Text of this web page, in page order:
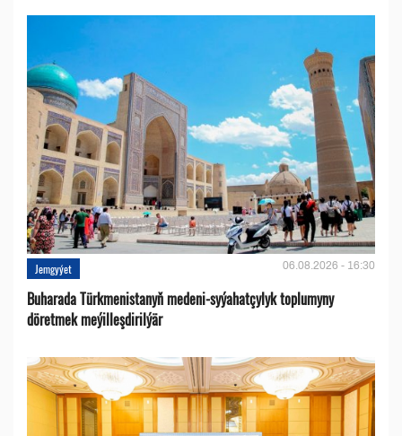
Jemgyýet 06.08.2026 - 16:30
Buharada Türkmenistanyň medeni-syýahatçylyk toplumyny
döretmek meýilleşdirilýär